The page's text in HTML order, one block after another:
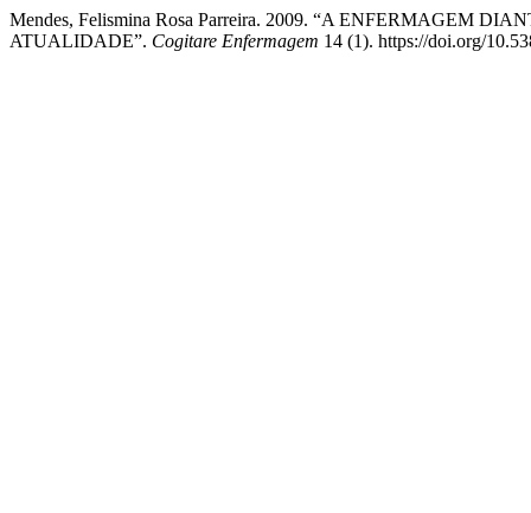
Mendes, Felismina Rosa Parreira. 2009. “A ENFERMAGEM
ATUALIDADE”. Cogitare Enfermagem 14 (1). https://doi.org/